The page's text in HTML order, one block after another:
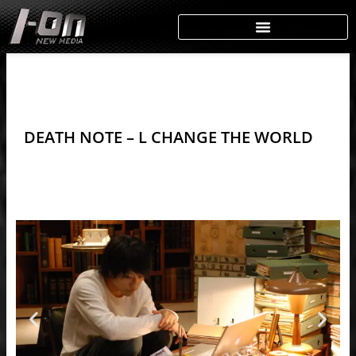
Skip
to
content
DEATH NOTE – L CHANGE THE WORLD